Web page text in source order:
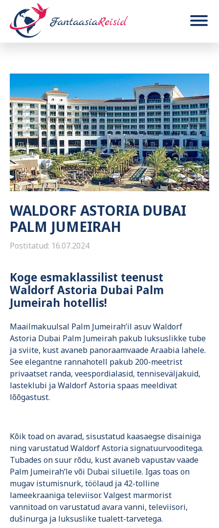
WALDORF ASTORIA DUBAI
PALM JUMEIRAH
Postitatud: 16.07.2024
Koge esmaklassilist teenust
Waldorf Astoria Dubai Palm
Jumeirah hotellis!
Maailmakuulsal Palm Jumeirah’il asuv Waldorf
Astoria Dubai Palm Jumeirah pakub luksuslikke tube
ja sviite, kust avaneb panoraamvaade Araabia lahele.
See elegantne rannahotell pakub 200-meetrist
privaatset randa, veespordialasid, tenniseväljakuid,
lasteklubi ja Waldorf Astoria spaas meeldivat
lõõgastust.
Kõik toad on avarad, sisustatud kaasaegse disainiga
ning varustatud Waldorf Astoria signatuurvooditega.
Tubades on suur rõdu, kust avaneb vapustav vaade
Palm Jumeirah’le või Dubai siluetile. Igas toas on
mugav istumisnurk, töölaud ja 42-tolline
lameekraaniga televiisor. Valgest marmorist
vannitoad on varustatud avara vanni, televiisori,
dušinurga ja luksuslike tualett-tarvetega.